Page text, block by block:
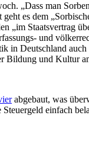
„Dass man
es dem
„im Staatsvertrag
und
Deutschland
Bildung und Kultur
abgebaut, was
einfach